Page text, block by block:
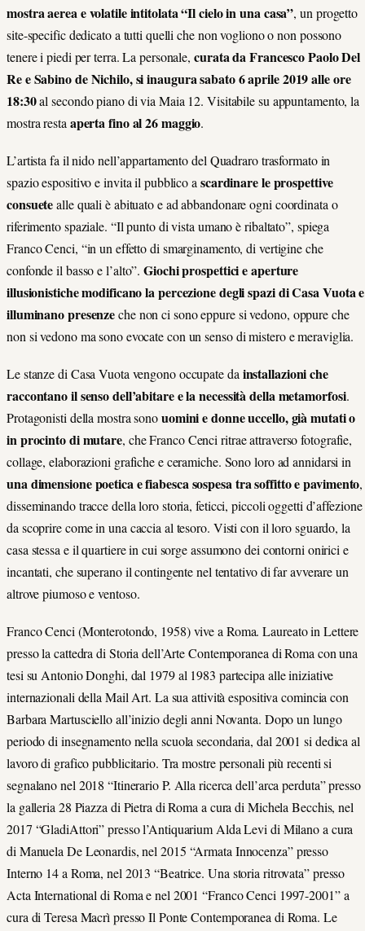
mostra aerea e volatile intitolata “Il cielo in una casa”, un progetto
site-specific dedicato a tutti quelli che non vogliono o non possono
tenere i piedi per terra. La personale, curata da Francesco Paolo Del
Re e Sabino de Nichilo, si inaugura sabato 6 aprile 2019 alle ore
18:30al secondo piano di via Maia 12. Visitabile su appuntamento, la
mostra resta aperta fino al 26 maggio.
L’artista fa il nido nell’appartamento del Quadraro trasformato in
spazio espositivo e invita il pubblico a scardinare le prospettive
consuetealle quali è abituato e ad abbandonare ogni coordinata o
riferimento spaziale. “Il punto di vista umano è ribaltato”, spiega
Franco Cenci, “in un effetto di smarginamento, di vertigine che
confonde il basso e l’alto”.Giochi prospettici e aperture
illusionistiche modificano la percezione deglispazi di Casa Vuota e
illuminano presenzeche non ci sono eppure si vedono, oppure che
non si vedono ma sono evocate con un senso di mistero e meraviglia.
Le stanze di Casa Vuota vengono occupate da installazioni che
raccontano il senso dell’abitare e la necessità della metamorfosi.
Protagonisti della mostra sonouomini e donne uccello, già mutati o
in procinto di mutare, che Franco Cenci ritrae attraverso fotografie,
collage, elaborazioni grafiche e ceramiche. Sono loro ad annidarsi in
una dimensione poetica e fiabesca sospesa tra soffitto e pavimento,
disseminando tracce della loro storia, feticci, piccoli oggetti d’affezione
da scoprire come in una caccia al tesoro. Visti con il loro sguardo, la
casa stessa e il quartiere in cui sorge assumono dei contorni onirici e
incantati, che superano il contingente nel tentativo di far avverare un
altrove piumoso e ventoso.
Franco Cenci (Monterotondo, 1958) vive a Roma. Laureato in Lettere
presso la cattedra di Storia dell’Arte Contemporanea di Roma con una
tesi su Antonio Donghi, dal 1979 al 1983 partecipa alle iniziative
internazionali della Mail Art. La sua attività espositiva comincia con
Barbara Martusciello all’inizio degli anni Novanta. Dopo un lungo
periodo di insegnamento nella scuola secondaria, dal 2001 si dedica al
lavoro di grafico pubblicitario. Tra mostre personali più recenti si
segnalano nel 2018 “Itinerario P. Alla ricerca dell’arca perduta” presso
la galleria 28 Piazza di Pietra di Roma a cura di Michela Becchis, nel
2017 “GladiAttori” presso l’Antiquarium Alda Levi di Milano a cura
di Manuela De Leonardis, nel 2015 “Armata Innocenza” presso
Interno 14 a Roma, nel 2013 “Beatrice. Una storia ritrovata” presso
Acta International di Roma e nel 2001 “Franco Cenci 1997-2001” a
cura di Teresa Macrì presso Il Ponte Contemporanea di Roma. Le